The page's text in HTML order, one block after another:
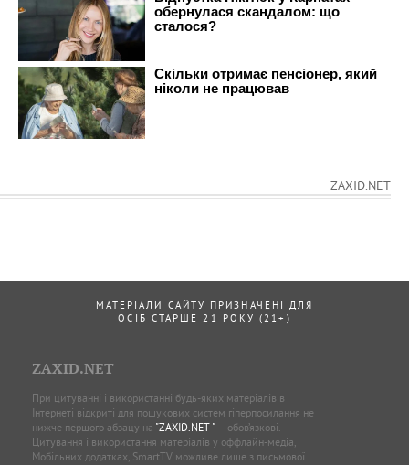
ZAXID.NET
МАТЕРІАЛИ САЙТУ ПРИЗНАЧЕНІ ДЛЯ
ОСІБ СТАРШЕ 21 РОКУ (21+)
ZAXID.NET
При цитуванні і використанні будь-яких матеріалів в
Інтернеті відкриті для пошукових систем гіперпосилання не
нижче першого абзацу на "ZAXID.NET "— обов’язкові.
Цитування і використання матеріалів у оффлайн-медіа,
Мобільних додатках, SmartTV можливе лише з письмової